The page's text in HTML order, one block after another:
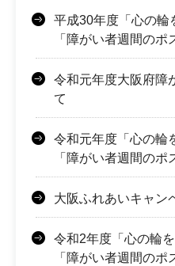
平成30年度「心の輪
「障がい者週間のポ
令和元年度大阪府障
て
令和元年度「心の輪
「障がい者週間のポ
大阪ふれあいキャン
令和2年度「心の輪
「障がい者週間のポ